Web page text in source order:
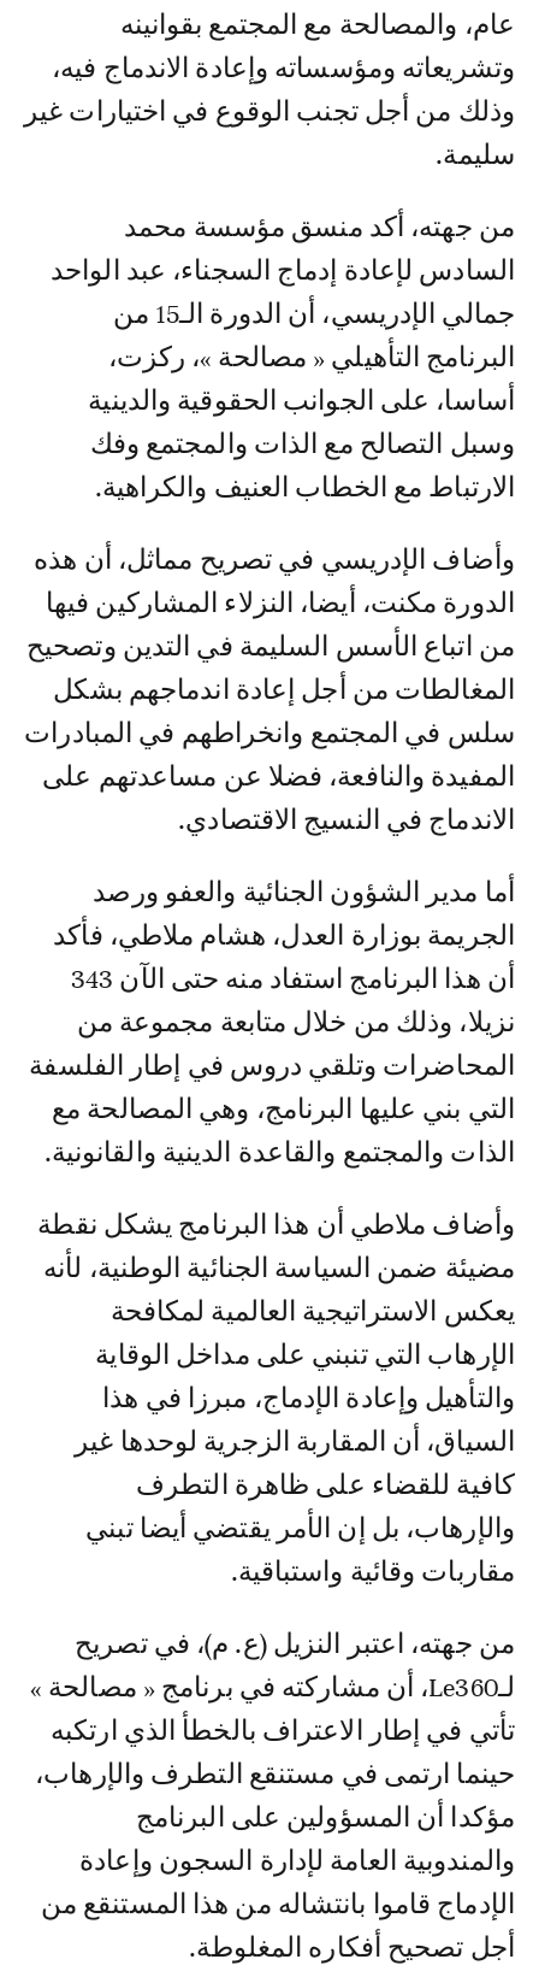
عام، والمصالحة مع المجتمع بقوانينه
وتشريعاته ومؤسساته وإعادة الاندماج فيه،
وذلك من أجل تجنب الوقوع في اختيارات غير
سليمة.
من جهته، أكد منسق مؤسسة محمد
السادس لإعادة إدماج السجناء، عبد الواحد
جمالي الإدريسي، أن الدورة الـ15 من
البرنامج التأهيلي « مصالحة »، ركزت،
أساسا، على الجوانب الحقوقية والدينية
وسبل التصالح مع الذات والمجتمع وفك
الارتباط مع الخطاب العنيف والكراهية.
وأضاف الإدريسي في تصريح مماثل، أن هذه
الدورة مكنت، أيضا، النزلاء المشاركين فيها
من اتباع الأسس السليمة في التدين وتصحيح
المغالطات من أجل إعادة اندماجهم بشكل
سلس في المجتمع وانخراطهم في المبادرات
المفيدة والنافعة، فضلا عن مساعدتهم على
الاندماج في النسيج الاقتصادي.
أما مدير الشؤون الجنائية والعفو ورصد
الجريمة بوزارة العدل، هشام ملاطي، فأكد
أن هذا البرنامج استفاد منه حتى الآن 343
نزيلا، وذلك من خلال متابعة مجموعة من
المحاضرات وتلقي دروس في إطار الفلسفة
التي بني عليها البرنامج، وهي المصالحة مع
الذات والمجتمع والقاعدة الدينية والقانونية.
وأضاف ملاطي أن هذا البرنامج يشكل نقطة
مضيئة ضمن السياسة الجنائية الوطنية، لأنه
يعكس الاستراتيجية العالمية لمكافحة
الإرهاب التي تنبني على مداخل الوقاية
والتأهيل وإعادة الإدماج، مبرزا في هذا
السياق، أن المقاربة الزجرية لوحدها غير
كافية للقضاء على ظاهرة التطرف
والإرهاب، بل إن الأمر يقتضي أيضا تبني
مقاربات وقائية واستباقية.
من جهته، اعتبر النزيل (ع. م)، في تصريح
لـLe360، أن مشاركته في برنامج « مصالحة »
تأتي في إطار الاعتراف بالخطأ الذي ارتكبه
حينما ارتمى في مستنقع التطرف والإرهاب،
مؤكدا أن المسؤولين على البرنامج
والمندوبية العامة لإدارة السجون وإعادة
الإدماج قاموا بانتشاله من هذا المستنقع من
أجل تصحيح أفكاره المغلوطة.